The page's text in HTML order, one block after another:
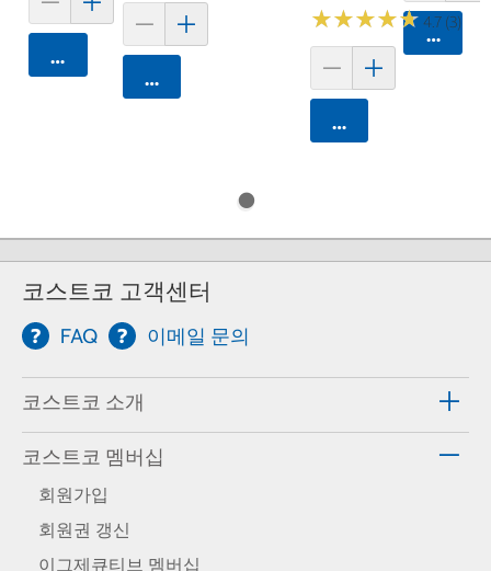
카트에 담기
카트에 담기
★★★★★
★★★★★4.7 (3)
카트에 담기
카트에
코스트코 고객센터
FAQ 이메일 문의
코스트코 소개
코스트코 멤버십
회원가입
회원권 갱신
이그제큐티브 멤버십